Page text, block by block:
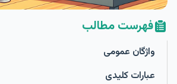
فهرست مطالب
واژگان عمومی
عبارات کلیدی